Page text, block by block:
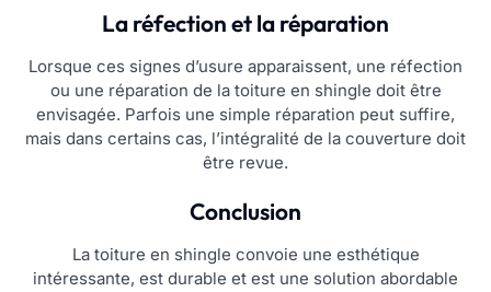
La réfection et la réparation
Lorsque ces signes d’usure apparaissent, une réfection
ou une réparation de la toiture en shingle doit être
envisagée. Parfois une simple réparation peut suffire,
mais dans certains cas, l’intégralité de la couverture doit
être revue.
Conclusion
La toiture en shingle convoie une esthétique
intéressante, est durable et est une solution abordable